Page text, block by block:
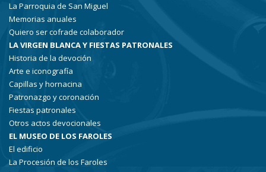
La Parroquia de San Miguel
Memorias anuales
Quiero ser cofrade colaborador
LA VIRGEN BLANCA Y FIESTAS PATRONALES
Historia de la devoción
Arte e iconografía
Capillas y hornacina
Patronazgo y coronación
Fiestas patronales
Otros actos devocionales
EL MUSEO DE LOS FAROLES
El edificio
La Procesión de los Faroles